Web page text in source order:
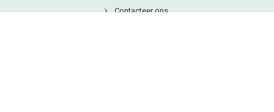
Contacteer ons